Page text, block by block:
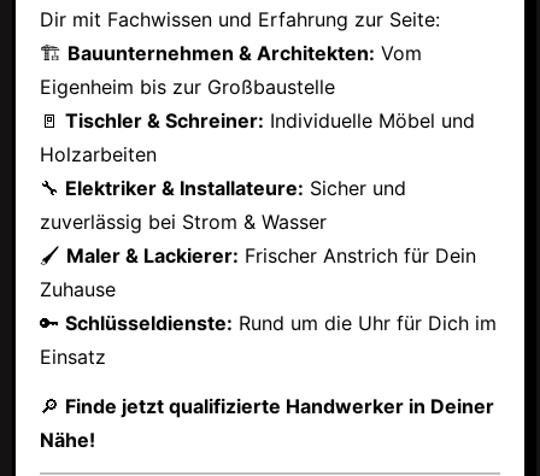
Dir mit Fachwissen und Erfahrung zur Seite:
🏗 Bauunternehmen & Architekten: Vom
Eigenheim bis zur Großbaustelle
🚪 Tischler & Schreiner: Individuelle Möbel und
Holzarbeiten
🔧 Elektriker & Installateure: Sicher und
zuverlässig bei Strom & Wasser
🖌 Maler & Lackierer: Frischer Anstrich für Dein
Zuhause
🔑 Schlüsseldienste: Rund um die Uhr für Dich im
Einsatz
🔎 Finde jetzt qualifizierte Handwerker in Deiner
Nähe!